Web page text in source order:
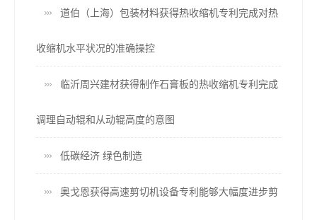
道伯（上海）包装材料获得热收缩机专利完成对热
收缩机水平状况的准确操控
临沂周兴建材获得制作石膏板的热收缩机专利完成
调理自动辊和从动辊高度的意图
低碳经济 绿色制造
奥戈恩获得高速剪切机设备专利能够大幅度进步剪